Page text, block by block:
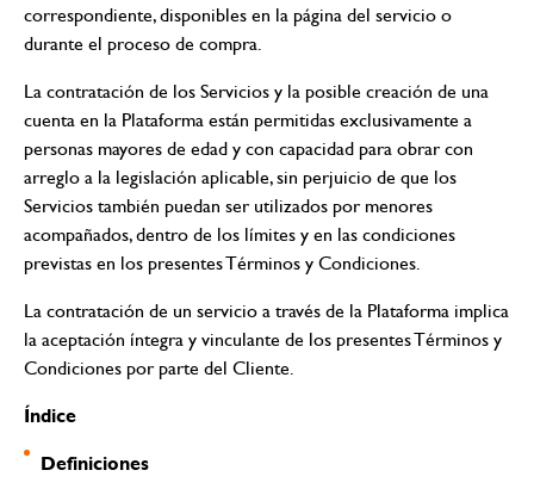
correspondiente, disponibles en la página del servicio o
durante el proceso de compra.
La contratación de los Servicios y la posible creación de una
cuenta en la Plataforma están permitidas exclusivamente a
personas mayores de edad y con capacidad para obrar con
arreglo a la legislación aplicable, sin perjuicio de que los
Servicios también puedan ser utilizados por menores
acompañados, dentro de los límites y en las condiciones
previstas en los presentes Términos y Condiciones.
La contratación de un servicio a través de la Plataforma implica
la aceptación íntegra y vinculante de los presentes Términos y
Condiciones por parte del Cliente.
Índice
Definiciones